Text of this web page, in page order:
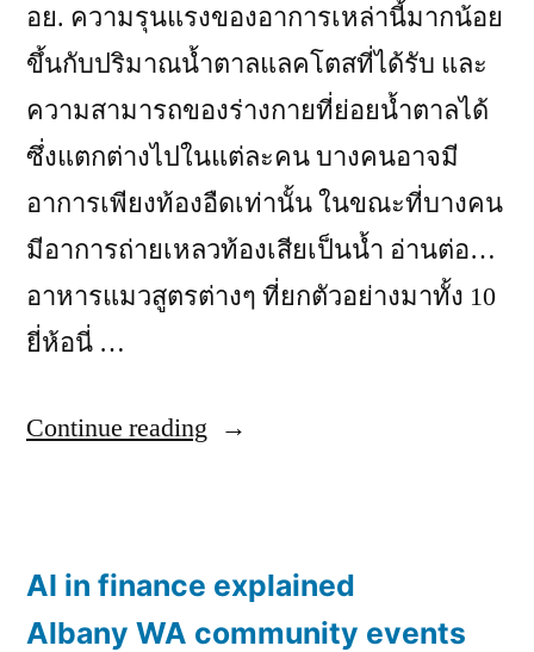
อย. ความรุนแรงของอาการเหล่านี้มากน้อย
ขึ้นกับปริมาณน้ำตาลแลคโตสที่ได้รับ และ
ความสามารถของร่างกายที่ย่อยน้ำตาลได้
ซึ่งแตกต่างไปในแต่ละคน บางคนอาจมี
อาการเพียงท้องอืดเท่านั้น ในขณะที่บางคน
มีอาการถ่ายเหลวท้องเสียเป็นน้ำ อ่านต่อ…
อาหารแมวสูตรต่างๆ ที่ยกตัวอย่างมาทั้ง 10
ยี่ห้อนี่ …
Continue reading “เอาใจ
หม้อ
AI in finance explained
Albany WA community events